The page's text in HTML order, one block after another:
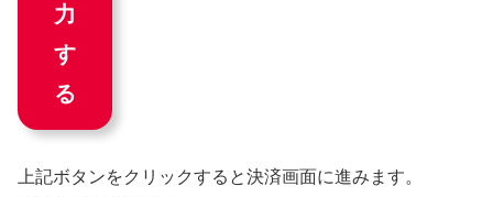
力
す
る
上記ボタンをクリックすると決済画面に進みます。